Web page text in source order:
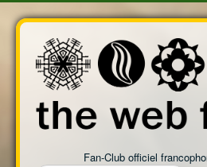
Fan-Club officiel